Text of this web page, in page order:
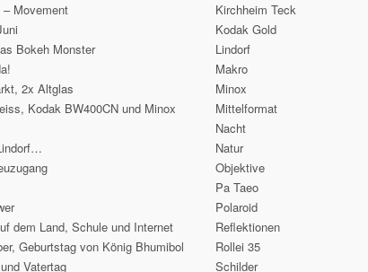
– Movement
Bokeh Monster
2x Altglas
Kodak BW400CN und Minox
dem Land, Schule und Internet
Geburtstag von König Bhumibol
Vatertag
Kirchheim Teck
Kodak Gold
Lindorf
Makro
Minox
Mittelformat
Nacht
Natur
Objektive
Pa Taeo
Polaroid
Reflektionen
Rollei 35
Schilder